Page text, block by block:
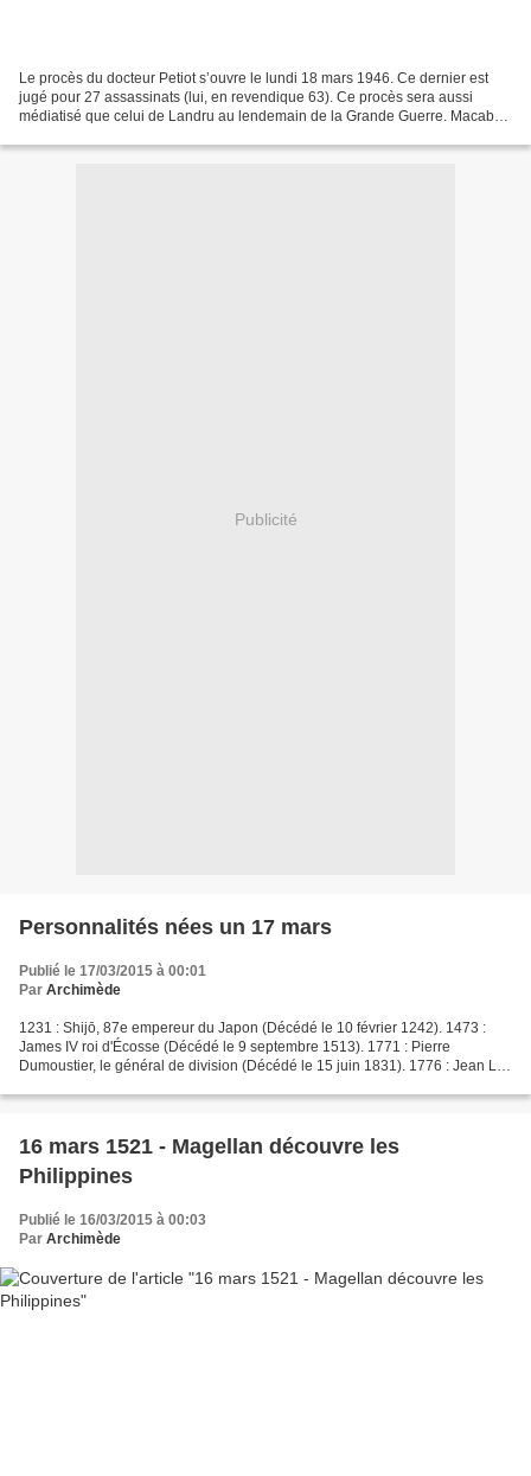
Le procès du docteur Petiot s’ouvre le lundi 18 mars 1946. Ce dernier est
jugé pour 27 assassinats (lui, en revendique 63). Ce procès sera aussi
médiatisé que celui de Landru au lendemain de la Grande Guerre. Macabre
Publicité
Personnalités nées un 17 mars
Publié le 17/03/2015 à 00:01
Par Archimède
1231 : Shijō, 87e empereur du Japon (Décédé le 10 février 1242). 1473 :
James IV roi d'Écosse (Décédé le 9 septembre 1513). 1771 : Pierre
Dumoustier, le général de division (Décédé le 15 juin 1831). 1776 : Jean Le
16 mars 1521 - Magellan découvre les
Philippines
Publié le 16/03/2015 à 00:03
Par Archimède